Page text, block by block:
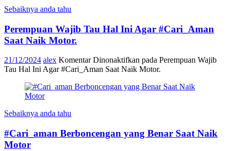
Sebaiknya anda tahu
Perempuan Wajib Tau Hal Ini Agar #Cari_Aman
Saat Naik Motor.
21/12/2024 alex Komentar Dinonaktifkan pada Perempuan Wajib
Tau Hal Ini Agar #Cari_Aman Saat Naik Motor.
Sebaiknya anda tahu
#Cari_aman Berboncengan yang Benar Saat Naik
Motor